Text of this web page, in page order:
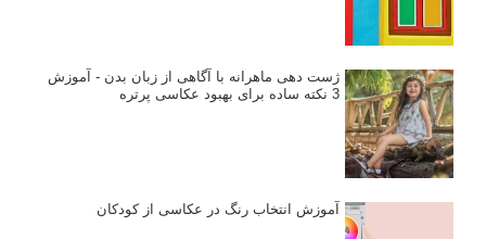
ژست دهی ماهرانه با آگاهی از زبان بدن - آموزش
3 نکته ساده برای بهبود عکاسی پرتره
آموزش انتخاب رنگ در عکاسی از کودکان